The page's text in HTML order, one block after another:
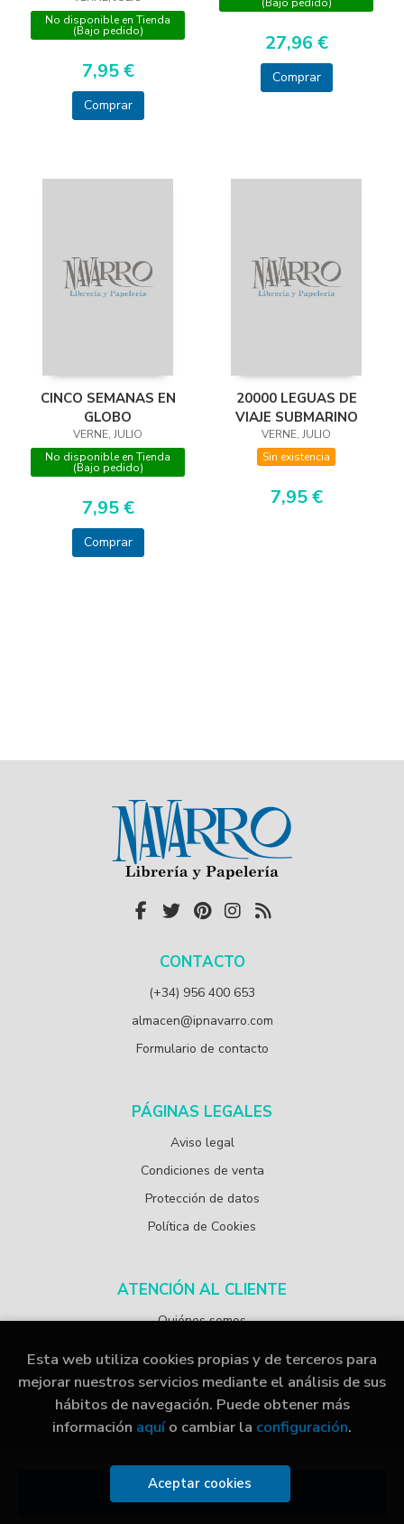
Añadir a mi cesta
No disponible en Tienda
(Bajo pedido)
7,95 €
Comprar
(Bajo pedido)
27,96 €
Comprar
CINCO SEMANAS EN
GLOBO
VERNE, JULIO
No disponible en Tienda
(Bajo pedido)
7,95 €
Comprar
20000 LEGUAS DE
VIAJE SUBMARINO
VERNE, JULIO
Sin existencia
7,95 €
CONTACTO
(+34) 956 400 653
almacen@ipnavarro.com
Formulario de contacto
PÁGINAS LEGALES
Aviso legal
Condiciones de venta
Protección de datos
Política de Cookies
ATENCIÓN AL CLIENTE
Quiénes somos
2026 ©Librería Papelería Navarro. Todos los Derechos
Reservados |Grupo Trevenque
Esta web utiliza cookies propias y de terceros para
mejorar nuestros servicios mediante el análisis de sus
hábitos de navegación. Puede obtener más
información aquío cambiar la configuración.
Aceptar cookies